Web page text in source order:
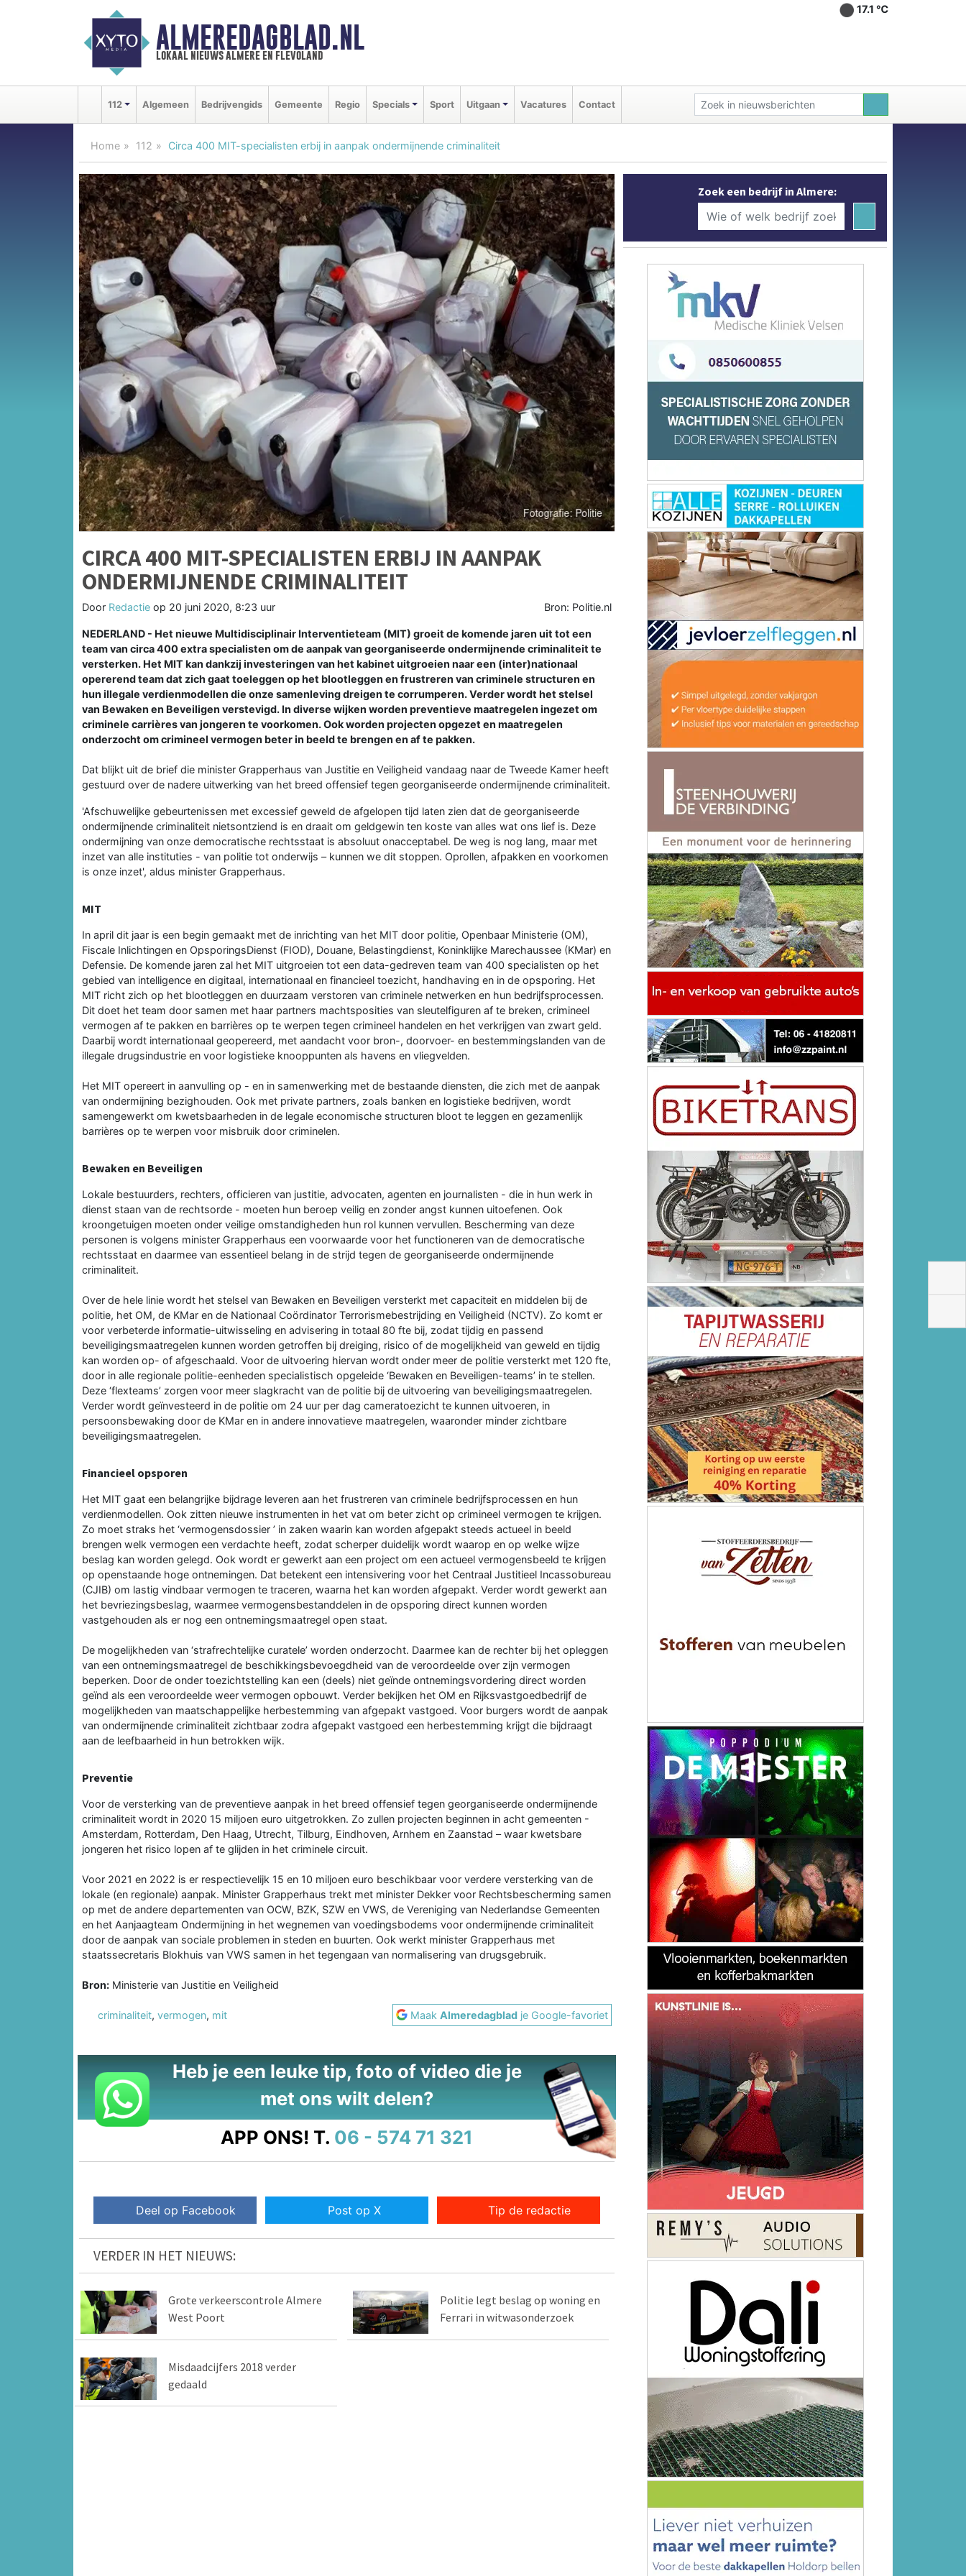
ALMEREDAGBLAD.NL
lokaal nieuws almere en flevoland
17.1 ℃
112 Algemeen Bedrijvengids Gemeente Regio Specials Sport Uitgaan Vacatures Contact
Home 112 Circa 400 MIT-specialisten erbij in aanpak ondermijnende criminaliteit
CIRCA 400 MIT-SPECIALISTEN ERBIJ IN AANPAK
ONDERMIJNENDE CRIMINALITEIT
Door Redactie op 20 juni 2020, 8:23 uur Bron: Politie.nl
NEDERLAND - Het nieuwe Multidisciplinair Interventieteam (MIT) groeit de komende jaren uit tot een
team van circa 400 extra specialisten om de aanpak van georganiseerde ondermijnende criminaliteit te
versterken. Het MIT kan dankzij investeringen van het kabinet uitgroeien naar een (inter)nationaal
opererend team dat zich gaat toeleggen op het blootleggen en frustreren van criminele structuren en
hun illegale verdienmodellen die onze samenleving dreigen te corrumperen. Verder wordt het stelsel
van Bewaken en Beveiligen verstevigd. In diverse wijken worden preventieve maatregelen ingezet om
criminele carrières van jongeren te voorkomen. Ook worden projecten opgezet en maatregelen
onderzocht om crimineel vermogen beter in beeld te brengen en af te pakken.
Dat blijkt uit de brief die minister Grapperhaus van Justitie en Veiligheid vandaag naar de Tweede Kamer heeft
gestuurd over de nadere uitwerking van het breed offensief tegen georganiseerde ondermijnende criminaliteit.
'Afschuwelijke gebeurtenissen met excessief geweld de afgelopen tijd laten zien dat de georganiseerde
ondermijnende criminaliteit nietsontziend is en draait om geldgewin ten koste van alles wat ons lief is. Deze
ondermijning van onze democratische rechtsstaat is absoluut onacceptabel. De weg is nog lang, maar met
inzet van alle instituties - van politie tot onderwijs – kunnen we dit stoppen. Oprollen, afpakken en voorkomen
is onze inzet', aldus minister Grapperhaus.
MIT
In april dit jaar is een begin gemaakt met de inrichting van het MIT door politie, Openbaar Ministerie (OM),
Fiscale Inlichtingen en OpsporingsDienst (FIOD), Douane, Belastingdienst, Koninklijke Marechaussee (KMar) en
Defensie. De komende jaren zal het MIT uitgroeien tot een data-gedreven team van 400 specialisten op het
gebied van intelligence en digitaal, internationaal en financieel toezicht, handhaving en in de opsporing. Het
MIT richt zich op het blootleggen en duurzaam verstoren van criminele netwerken en hun bedrijfsprocessen.
Dit doet het team door samen met haar partners machtsposities van sleutelfiguren af te breken, crimineel
vermogen af te pakken en barrières op te werpen tegen crimineel handelen en het verkrijgen van zwart geld.
Daarbij wordt internationaal geopereerd, met aandacht voor bron-, doorvoer- en bestemmingslanden van de
illegale drugsindustrie en voor logistieke knooppunten als havens en vliegvelden.
Het MIT opereert in aanvulling op - en in samenwerking met de bestaande diensten, die zich met de aanpak
van ondermijning bezighouden. Ook met private partners, zoals banken en logistieke bedrijven, wordt
samengewerkt om kwetsbaarheden in de legale economische structuren bloot te leggen en gezamenlijk
barrières op te werpen voor misbruik door criminelen.
Bewaken en Beveiligen
Lokale bestuurders, rechters, officieren van justitie, advocaten, agenten en journalisten - die in hun werk in
dienst staan van de rechtsorde - moeten hun beroep veilig en zonder angst kunnen uitoefenen. Ook
kroongetuigen moeten onder veilige omstandigheden hun rol kunnen vervullen. Bescherming van deze
personen is volgens minister Grapperhaus een voorwaarde voor het functioneren van de democratische
rechtsstaat en daarmee van essentieel belang in de strijd tegen de georganiseerde ondermijnende
criminaliteit.
Over de hele linie wordt het stelsel van Bewaken en Beveiligen versterkt met capaciteit en middelen bij de
politie, het OM, de KMar en de Nationaal Coördinator Terrorismebestrijding en Veiligheid (NCTV). Zo komt er
voor verbeterde informatie-uitwisseling en advisering in totaal 80 fte bij, zodat tijdig en passend
beveiligingsmaatregelen kunnen worden getroffen bij dreiging, risico of de mogelijkheid van geweld en tijdig
kan worden op- of afgeschaald. Voor de uitvoering hiervan wordt onder meer de politie versterkt met 120 fte,
door in alle regionale politie-eenheden specialistisch opgeleide ‘Bewaken en Beveiligen-teams’ in te stellen.
Deze ‘flexteams’ zorgen voor meer slagkracht van de politie bij de uitvoering van beveiligingsmaatregelen.
Verder wordt geïnvesteerd in de politie om 24 uur per dag cameratoezicht te kunnen uitvoeren, in
persoonsbewaking door de KMar en in andere innovatieve maatregelen, waaronder minder zichtbare
beveiligingsmaatregelen.
Financieel opsporen
Het MIT gaat een belangrijke bijdrage leveren aan het frustreren van criminele bedrijfsprocessen en hun
verdienmodellen. Ook zitten nieuwe instrumenten in het vat om beter zicht op crimineel vermogen te krijgen.
Zo moet straks het ‘vermogensdossier ’ in zaken waarin kan worden afgepakt steeds actueel in beeld
brengen welk vermogen een verdachte heeft, zodat scherper duidelijk wordt waarop en op welke wijze
beslag kan worden gelegd. Ook wordt er gewerkt aan een project om een actueel vermogensbeeld te krijgen
op openstaande hoge ontnemingen. Dat betekent een intensivering voor het Centraal Justitieel Incassobureau
(CJIB) om lastig vindbaar vermogen te traceren, waarna het kan worden afgepakt. Verder wordt gewerkt aan
het bevriezingsbeslag, waarmee vermogensbestanddelen in de opsporing direct kunnen worden
vastgehouden als er nog een ontnemingsmaatregel open staat.
De mogelijkheden van ‘strafrechtelijke curatele’ worden onderzocht. Daarmee kan de rechter bij het opleggen
van een ontnemingsmaatregel de beschikkingsbevoegdheid van de veroordeelde over zijn vermogen
beperken. Door de onder toezichtstelling kan een (deels) niet geïnde ontnemingsvordering direct worden
geïnd als een veroordeelde weer vermogen opbouwt. Verder bekijken het OM en Rijksvastgoedbedrijf de
mogelijkheden van maatschappelijke herbestemming van afgepakt vastgoed. Voor burgers wordt de aanpak
van ondermijnende criminaliteit zichtbaar zodra afgepakt vastgoed een herbestemming krijgt die bijdraagt
aan de leefbaarheid in hun betrokken wijk.
Preventie
Voor de versterking van de preventieve aanpak in het breed offensief tegen georganiseerde ondermijnende
criminaliteit wordt in 2020 15 miljoen euro uitgetrokken. Zo zullen projecten beginnen in acht gemeenten -
Amsterdam, Rotterdam, Den Haag, Utrecht, Tilburg, Eindhoven, Arnhem en Zaanstad – waar kwetsbare
jongeren het risico lopen af te glijden in het criminele circuit.
Voor 2021 en 2022 is er respectievelijk 15 en 10 miljoen euro beschikbaar voor verdere versterking van de
lokale (en regionale) aanpak. Minister Grapperhaus trekt met minister Dekker voor Rechtsbescherming samen
op met de andere departementen van OCW, BZK, SZW en VWS, de Vereniging van Nederlandse Gemeenten
en het Aanjaagteam Ondermijning in het wegnemen van voedingsbodems voor ondermijnende criminaliteit
door de aanpak van sociale problemen in steden en buurten. Ook werkt minister Grapperhaus met
staatssecretaris Blokhuis van VWS samen in het tegengaan van normalisering van drugsgebruik.
Bron: Ministerie van Justitie en Veiligheid
criminaliteit, vermogen, mit MaakAlmeredagblad je Google-favoriet
Heb je een leuke tip, foto of video die je
met ons wilt delen?
APP ONS! T. 06 - 574 71 321
Deel op Facebook Post op X Tip de redactie
VERDER IN HET NIEUWS:
Grote verkeerscontrole Almere
West Poort
Politie legt beslag op woning en
Ferrari in witwasonderzoek
Misdaadcijfers 2018 verder
gedaald
Zoek een bedrijf in Almere: